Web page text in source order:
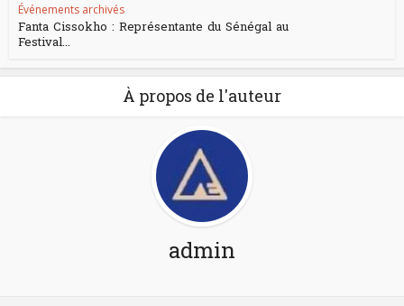
Événements archivés
Fanta Cissokho : Représentante du Sénégal au
Festival...
À propos de l'auteur
admin